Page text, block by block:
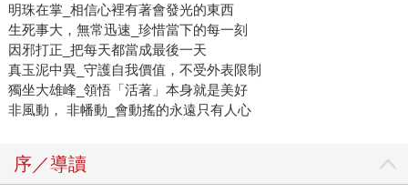
明珠在掌_相信心裡有著會發光的東西
生死事大，無常迅速_珍惜當下的每一刻
因邪打正_把每天都當成最後一天
真玉泥中異_守護自我價值，不受外表限制
獨坐大雄峰_領悟「活著」本身就是美好
非風動， 非幡動_會動搖的永遠只有人心
序／導讀